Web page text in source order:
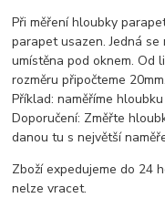
Při měření hloubky
parapet usazen. Jedná
umístěna pod oknem. Od
rozměru připočteme 20mm.
Příklad: naměříme
Doporučení: Změřte
danou tu s největší
Zboží expedujeme do 24
nelze vracet.